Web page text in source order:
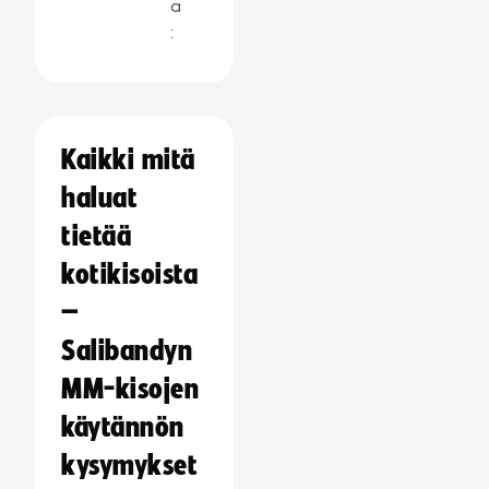
a
:
Kaikki mitä
haluat
tietää
kotikisoista
–
Salibandyn
MM-kisojen
käytännön
kysymykset